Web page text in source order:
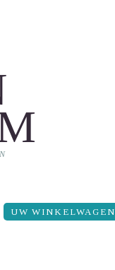
UW WINKELWAGEN